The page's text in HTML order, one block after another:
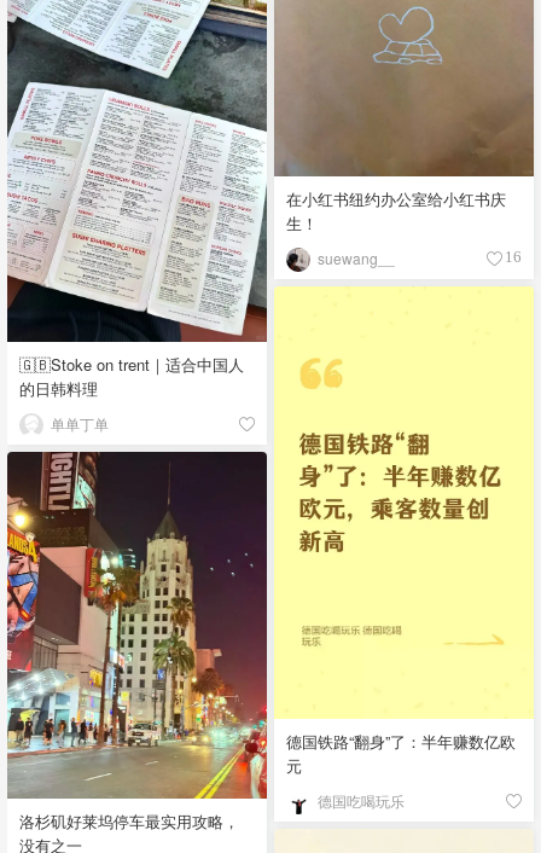
在小红书纽约办公室给小红书庆
生！
suewang__ 16
🇬🇧Stoke on trent｜适合中国人
的日韩料理
单单丁单
德国铁路“翻身”了：半年赚数亿欧
元
德国吃喝玩乐
洛杉矶好莱坞停车最实用攻略，
没有之一